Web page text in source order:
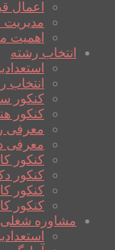
اعمال
اهمیت
انتخاب رشته
انتخاب
کنکور
کنکور
معرفی
معرفی
کنکور
کنکور
کنکور
کنکور
مشاوره شغلی